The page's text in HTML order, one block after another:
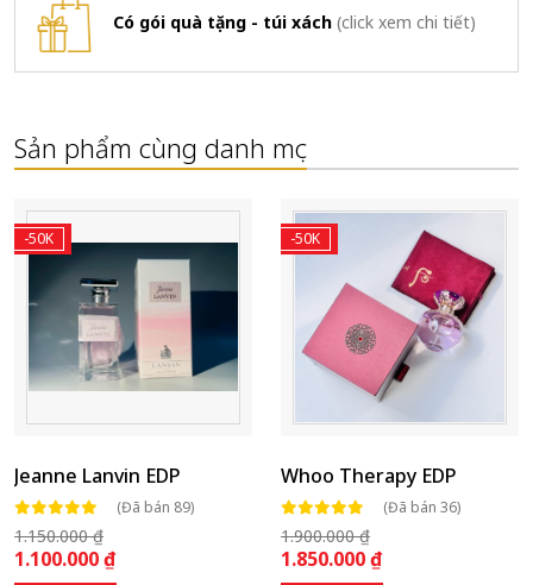
Có gói quà tặng - túi xách (click xem chi tiết)
Sản phẩm cùng danh mục
-50K
Jeanne Lanvin EDP
(Đã bán 89)
1.150.000 ₫
1.100.000 ₫
-50K
Whoo Therapy EDP
(Đã bán 36)
1.900.000 ₫
1.850.000 ₫